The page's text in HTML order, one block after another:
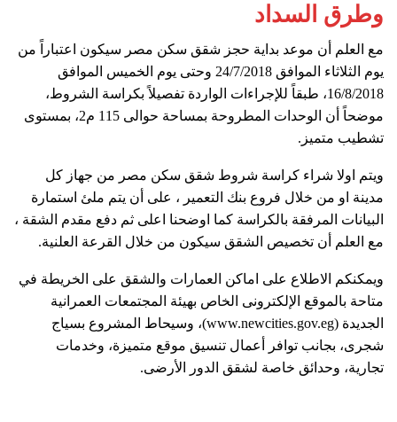
وطرق السداد
مع العلم أن موعد بداية حجز شقق سكن مصر سيكون اعتباراً من
يوم الثلاثاء الموافق 24/7/2018 وحتى يوم الخميس الموافق
16/8/2018، طبقاً للإجراءات الواردة تفصيلاً بكراسة الشروط،
موضحاً أن الوحدات المطروحة بمساحة حوالى 115 م2، بمستوى
تشطيب متميز.
ويتم اولا شراء كراسة شروط شقق سكن مصر من جهاز كل
مدينة او من خلال فروع بنك التعمير ، على أن يتم ملئ استمارة
البيانات المرفقة بالكراسة كما اوضحنا اعلى ثم دفع مقدم الشقة ،
مع العلم أن تخصيص الشقق سيكون من خلال القرعة العلنية.
ويمكنكم الاطلاع على اماكن العمارات والشقق على الخريطة في
متاحة بالموقع الإلكترونى الخاص بهيئة المجتمعات العمرانية
الجديدة (www.newcities.gov.eg)، وسيحاط المشروع بسياج
شجرى، بجانب توافر أعمال تنسيق موقع متميزة، وخدمات
تجارية، وحدائق خاصة لشقق الدور الأرضى.